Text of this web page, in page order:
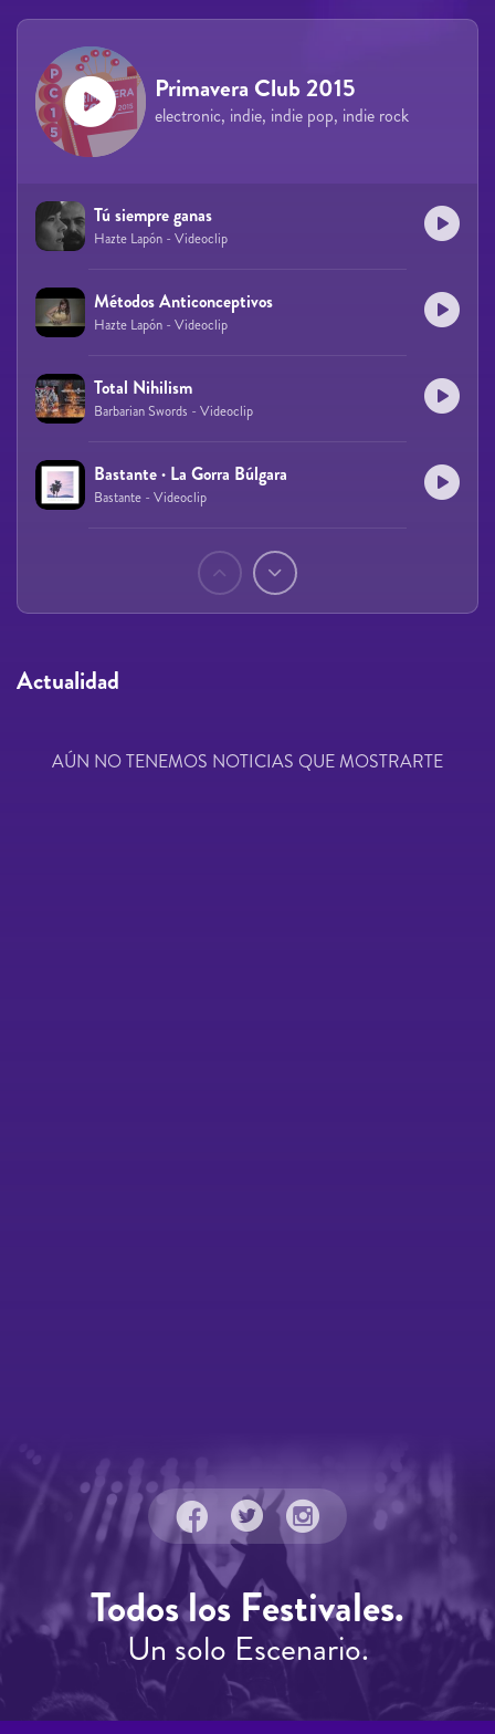
Primavera Club 2015
electronic, indie, indie pop, indie rock
Tú siempre ganas
Hazte Lapón - Videoclip
Métodos Anticonceptivos
Hazte Lapón - Videoclip
Total Nihilism
Barbarian Swords - Videoclip
Bastante · La Gorra Búlgara
Bastante - Videoclip
Actualidad
AÚN NO TENEMOS NOTICIAS QUE MOSTRARTE
Todos los Festivales.
Un solo Escenario.